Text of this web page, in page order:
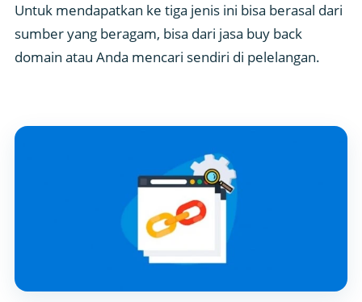
Untuk mendapatkan ke tiga jenis ini bisa berasal dari
sumber yang beragam, bisa dari jasa buy back
domain atau Anda mencari sendiri di pelelangan.